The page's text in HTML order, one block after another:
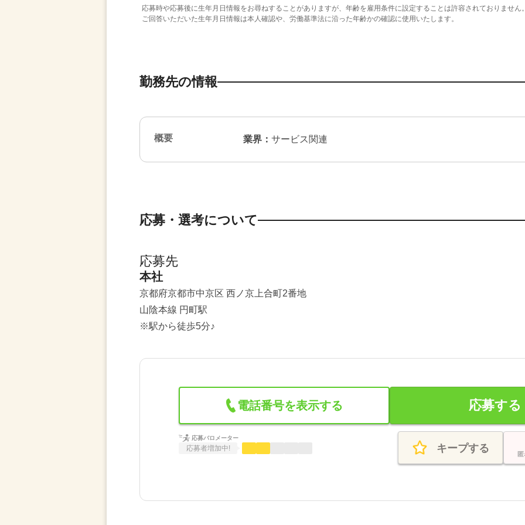
応募時や応募後に生年月日情報をお尋ねすることがありますが、年齢を雇用条件に設定することは許容されておりません
ご回答いただいた生年月日情報は本人確認や、労働基準法に沿った年齢かの確認に使用いたします。
勤務先の情報
概要 業界： サービス関連
応募・選考について
応募先
本社
京都府京都市中京区 西ノ京上合町2番地
山陰本線 円町駅
※駅から徒歩5分♪
電話番号を表示する 応募する
応募バロメーター
応募者増加中! キープする